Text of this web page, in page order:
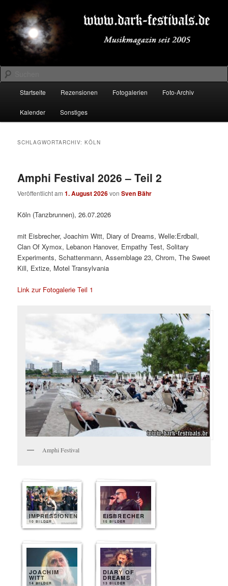
primären
Inhalt
springen
sekundären
Inhalt
springenDARK-FESTIVALS.DE
Suchen
Startseite Rezensionen Fotogalerien Foto-Archiv
Kalender Sonstiges
SCHLAGWORTARCHIV:KÖLN
Amphi Festival 2026 – Teil 2
Veröffentlicht am1. August 2026vonSven Bähr
Köln (Tanzbrunnen), 26.07.2026
mit Eisbrecher, Joachim Witt, Diary of Dreams, Welle:Erdball,
Clan Of Xymox, Lebanon Hanover, Empathy Test, Solitary
Experiments, Schattenmann, Assemblage 23, Chrom, The Sweet
Kill, Extize, Motel Transylvania
Link zur Fotogalerie Teil 1
Amphi Festival
IMPRESSIONEN
10 BILDER
EISBRECHER
15 BILDER
JOACHIM
WITT
14 BILDER
DIARY OF
DREAMS
13 BILDER